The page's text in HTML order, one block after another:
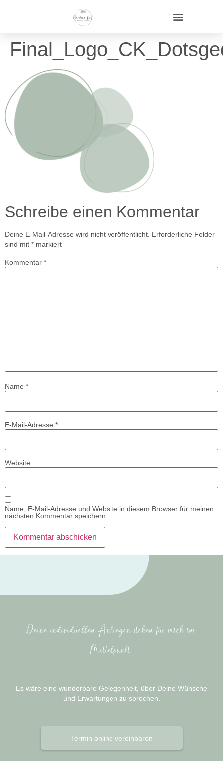
Schreibe einen Kommentar
Deine E-Mail-Adresse wird nicht veröffentlicht. Erforderliche Felder
sind mit * markiert
Kommentar *
Name *
E-Mail-Adresse *
Website
Name, E-Mail-Adresse und Website in diesem Browser für meinen
nächsten Kommentar speichern.
Deine individuellen Anliegen stehen für mich im
Mittelpunkt.
Es wäre eine wunderbare Gelegenheit, über Deine Wünsche
und Erwartungen zu sprechen.
Termin online vereinbaren